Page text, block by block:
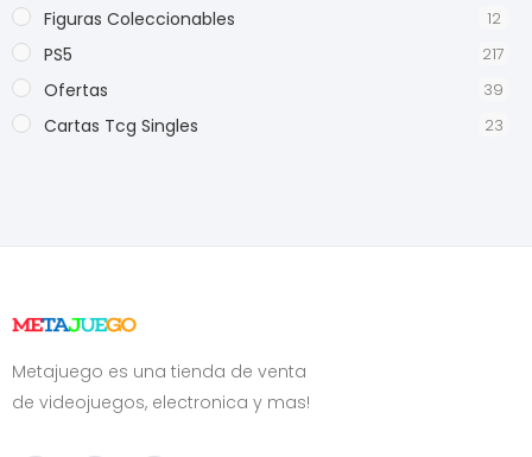
Figuras Coleccionables 12
PS5 217
Ofertas 39
Cartas Tcg Singles 23
Metajuego es una tienda de venta
de videojuegos, electronica y mas!